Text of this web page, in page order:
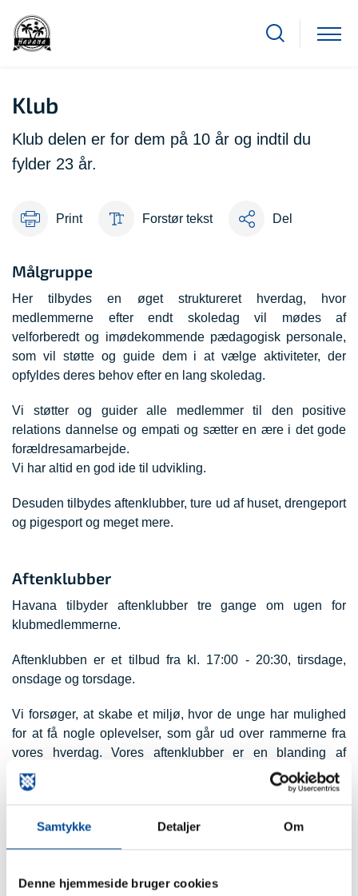
Samtykke Detaljer Om
Denne hjemmeside bruger cookies
Klub
Klub delen er for dem på 10 år og indtil du
fylder 23 år.
Print Forstør tekst Del
Målgruppe
Her tilbydes en øget struktureret hverdag, hvor
medlemmerne efter endt skoledag vil mødes af
velforberedt og imødekommende pædagogisk personale,
som vil støtte og guide dem i at vælge aktiviteter, der
opfyldes deres behov efter en lang skoledag.
Vi støtter og guider alle medlemmer til den positive
relations dannelse og empati og sætter en ære i det gode
forældresamarbejde.
Vi har altid en god ide til udvikling.
Desuden tilbydes aftenklubber, ture ud af huset, drengeport
og pigesport og meget mere.
Aftenklubber
Havana tilbyder aftenklubber tre gange om ugen for
klubmedlemmerne.
Aftenklubben er et tilbud fra kl. 17:00 - 20:30, tirsdage,
onsdage og torsdage.
Vi forsøger, at skabe et miljø, hvor de unge har mulighed
for at få nogle oplevelser, som går ud over rammerne fra
vores hverdag. Vores aftenklubber er en blanding af
hjemlig hygge og aktiviteter i huset, samt ture ud af huset.
Hjemme hygger vi os med bla. spil, fodbold, quiz, teenage-
være, biografen, bowling, skate park, shopping. Hjemme
laver vi mad med de unge og spiser sammen i en hyggelig
spise ude.